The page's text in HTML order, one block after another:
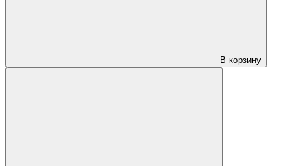
В корзину